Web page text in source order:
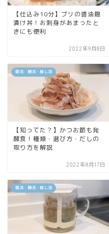
【仕込み10分】ブリの醬油麹
漬け丼！お刺身があまったと
きにも便利
2022年9月8日
朝活・腸活・推し活
【知ってた？】かつお節も発
酵食！種類・選び方・だしの
取り方を解説
2022年8月17日
朝活・腸活・推し活